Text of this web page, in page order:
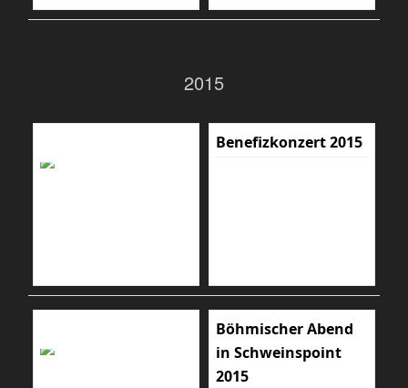
2015
Benefizkonzert 2015
Böhmischer Abend
in Schweinspoint
2015